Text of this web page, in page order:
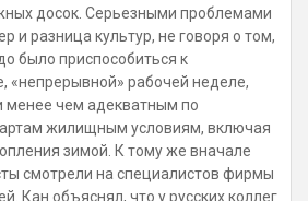
досок. Серьезными проблемами
и разница культур, не говоря о том,
было приспособиться к
«непрерывной» рабочей неделе,
менее чем адекватным по
жилищным условиям, включая
зимой. К тому же вначале
смотрели на специалистов фирмы
Кан объяснял, что у русских коллег